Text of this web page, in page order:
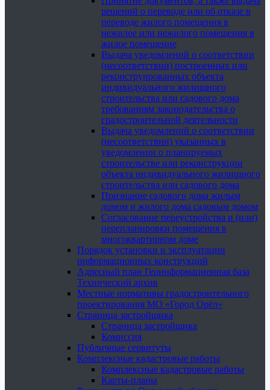
решений о переводе или об отказе в
переводе жилого помещения в
нежилое или нежилого помещения в
жилое помещение
Выдача уведомлений о соответствии
(несоответствии) построенных или
реконструированных объекта
индивидуального жилищного
строительства или садового дома
требованиям законодательства о
градостроительной деятельности
Выдача уведомлений о соответствии
(несоответствии) указанных в
уведомлении о планируемых
строительстве или реконструкции
объекта индивидуального жилищного
строительства или садового дома
Признание садового дома жилым
домом и жилого дома садовым домом
Согласование переустройства и (или)
перепланировки помещения в
многоквартирном доме
Порядок установки и эксплуатации
информационных конструкций
Адресный план Геоинформационная база
Технический архив
Местные нормативы градостроительного
проектирования МО «Город Орёл»
Страница застройщика
Страница застройщика
Комиссия
Публичные сервитуты
Комплексные кадастровые работы
Комплексные кадастровые работы
Карты-планы